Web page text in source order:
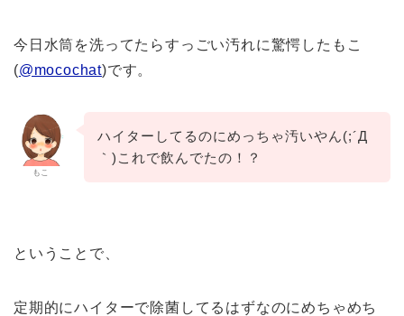
今日水筒を洗ってたらすっごい汚れに驚愕した もこ
(@mocochat)です。
もこ
ハイターしてるのにめっちゃ汚いやん(;´Д
｀)これで飲んでたの！？
ということで、
定期的にハイターで除菌してるはずなのにめちゃめち